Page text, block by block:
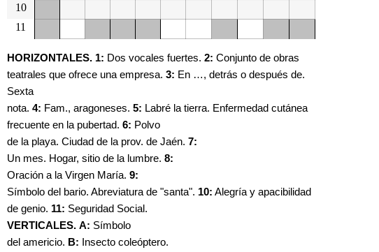
10
11
HORIZONTALES. 1: Dos vocales fuertes. 2: Conjunto de obras
teatrales que ofrece una empresa. 3: En …, detrás o después de.
Sexta
nota. 4: Fam., aragoneses. 5: Labré la tierra. Enfermedad cutánea
frecuente en la pubertad. 6: Polvo
de la playa. Ciudad de la prov. de Jaén. 7:
Un mes. Hogar, sitio de la lumbre. 8:
Oración a la Virgen María. 9:
Símbolo del bario. Abreviatura de "santa". 10: Alegría y apacibilidad
de genio. 11: Seguridad Social.
VERTICALES. A: Símbolo
del americio. B: Insecto coleóptero.